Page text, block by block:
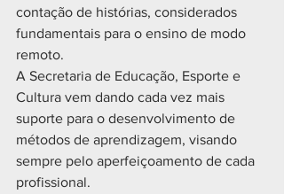
contação de histórias, considerados
fundamentais para o ensino de modo
remoto.
A Secretaria de Educação, Esporte e
Cultura vem dando cada vez mais
suporte para o desenvolvimento de
métodos de aprendizagem, visando
sempre pelo aperfeiçoamento de cada
profissional.